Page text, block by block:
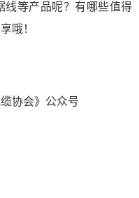
线等产品呢？有哪些值得
哦！
协会》公众号